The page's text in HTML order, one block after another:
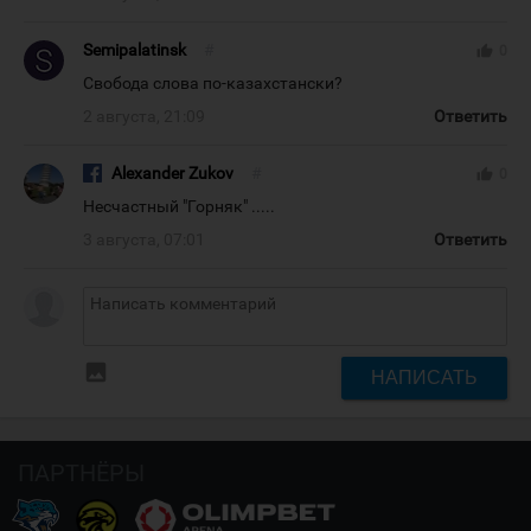
Semipalatinsk
Свобода слова по-казахстански?
Ответить
Alexander Zukov
Несчастный "Горняк" .....
Ответить
НАПИСАТЬ